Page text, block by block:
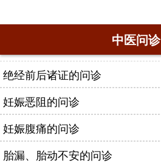
中医问诊
绝经前后诸证的问诊
妊娠恶阻的问诊
妊娠腹痛的问诊
胎漏、胎动不安的问诊